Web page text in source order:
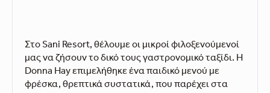
Στο Sani Resort, θέλουμε οι μικροί φιλοξενούμενοί
μας να ζήσουν το δικό τους γαστρονομικό ταξίδι. H
Donna Hay επιμελήθηκε ένα παιδικό μενού με
φρέσκα, θρεπτικά συστατικά, που παρέχει στα